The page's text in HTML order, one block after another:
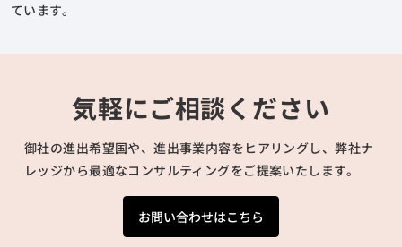
ています。
気軽にご相談ください
御社の進出希望国や、進出事業内容をヒアリングし、弊社ナ
レッジから最適なコンサルティングをご提案いたします。